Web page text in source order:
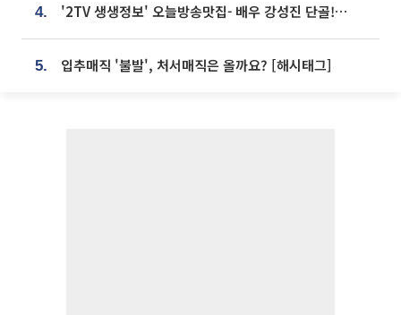
4. '2TV 생생정보' 오늘방송맛집- 배우 강성진 단골! 쌀국수ㆍ푸팟퐁 커리 맛집 '블○○○'
5. 입추매직 '불발', 처서매직은 올까요? [해시태그]